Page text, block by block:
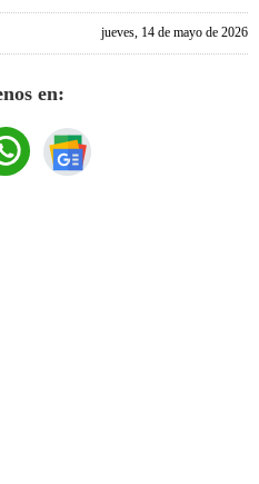
jueves, 14 de mayo de 2026
en: